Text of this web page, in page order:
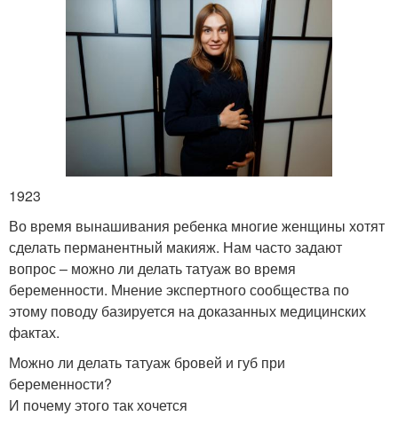
1923
Во время вынашивания ребенка многие женщины хотят
сделать перманентный макияж. Нам часто задают
вопрос – можно ли делать татуаж во время
беременности. Мнение экспертного сообщества по
этому поводу базируется на доказанных медицинских
фактах.
Можно ли делать татуаж бровей и губ при
беременности?
И почему этого так хочется